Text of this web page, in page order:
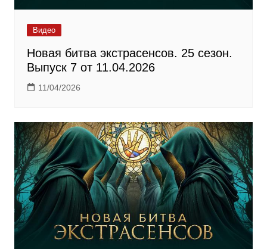
Видео
Новая битва экстрасенсов. 25 сезон.
Выпуск 7 от 11.04.2026
11/04/2026